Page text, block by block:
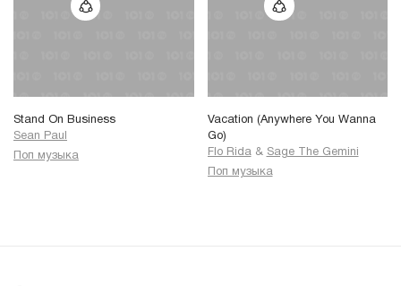
Stand On Business
Sean Paul
Поп музыка
Vacation (Anywhere You Wanna
Go)
Flo Rida & Sage The Gemini
Поп музыка